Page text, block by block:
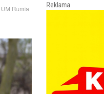
UM Rumia Reklama